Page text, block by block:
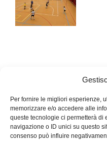
Per fornire le migliori esperienze,
memorizzare e/o accedere alle
queste tecnologie ci permetterà di
navigazione o ID unici su questo
consenso può influire